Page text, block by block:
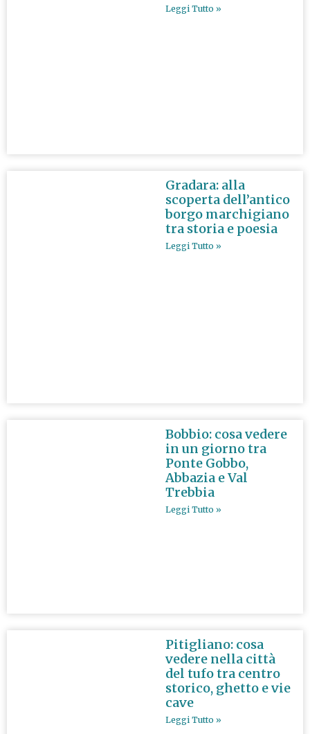
Leggi Tutto »
Gradara: alla
scoperta dell’antico
borgo marchigiano
tra storia e poesia
Leggi Tutto »
Bobbio: cosa vedere
in un giorno tra
Ponte Gobbo,
Abbazia e Val
Trebbia
Leggi Tutto »
Pitigliano: cosa
vedere nella città
del tufo tra centro
storico, ghetto e vie
cave
Leggi Tutto »